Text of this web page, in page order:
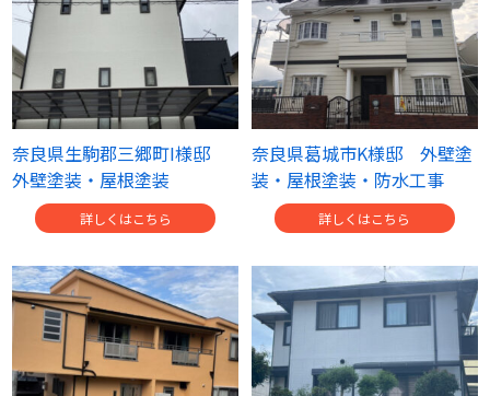
奈良県生駒郡三郷町I様邸
外壁塗装・屋根塗装
詳しくはこちら
奈良県葛城市K様邸 外壁塗
装・屋根塗装・防水工事
詳しくはこちら